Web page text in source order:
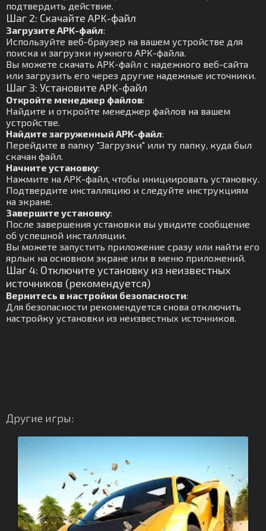
подтвердить действие.
Шаг 2: Скачайте APK-файл
Загрузите APK-файл:
Используйте веб-браузер на вашем устройстве для
поиска и загрузки нужного APK-файла.
Вы можете скачать APK-файл с надежного веб-сайта
или загрузить его через другие надежные источники.
Шаг 3: Установите APK-файл
Откройте менеджер файлов:
Найдите и откройте менеджер файлов на вашем
устройстве.
Найдите загруженный APK-файл:
Перейдите в папку "Загрузки" или ту папку, куда был
скачан файл.
Начните установку:
Нажмите на APK-файл, чтобы инициировать установку.
Подтвердите инсталляцию и следуйте инструкциям
на экране.
Завершите установку:
После завершения установки вы увидите сообщение
об успешной инсталляции.
Вы можете запустить приложение сразу или найти его
ярлык на основном экране или в меню приложений.
Шаг 4: Отключите установку из неизвестных
источников (рекомендуется)
Вернитесь в настройки безопасности:
Для безопасности рекомендуется снова отключить
настройку установки из неизвестных источников.
Другие игры: